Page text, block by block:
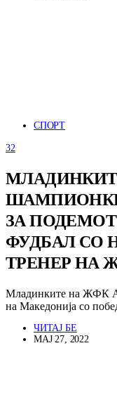
СПОРТ
32
ЗА
ФУДБАЛ СО
ТРЕНЕР НА
Младинките на ЖФК
на Македонија со
ЧИТАЈ БЕ
МАЈ 27, 2022